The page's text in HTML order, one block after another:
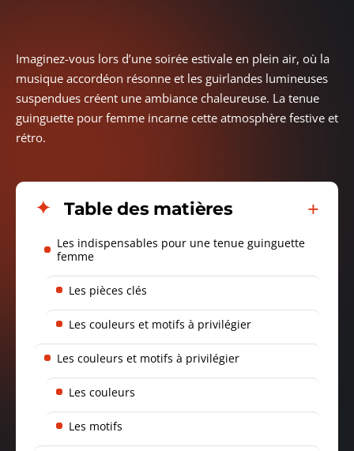
Imaginez-vous lors d’une soirée estivale en plein air, où la
musique accordéon résonne et les guirlandes lumineuses
suspendues créent une ambiance chaleureuse. La tenue
guinguette pour femme incarne cette atmosphère festive et
rétro.
Table des matières
Les indispensables pour une tenue guinguette
femme
Les pièces clés
Les couleurs et motifs à privilégier
Les couleurs et motifs à privilégier
Les couleurs
Les motifs